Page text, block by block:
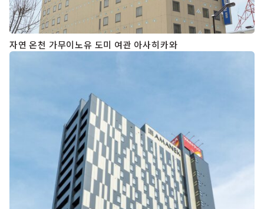
자연 온천 가무이노유 도미 여관 아사히카와